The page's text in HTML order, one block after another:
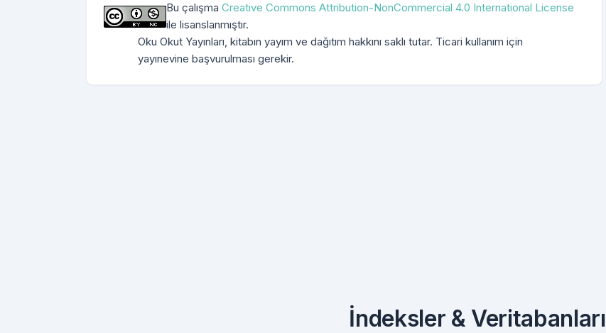
Bu çalışma Creative Commons Attribution-NonCommercial 4.0 International License
ile lisanslanmıştır.
Oku Okut Yayınları, kitabın yayım ve dağıtım hakkını saklı tutar. Ticari kullanım için
yayınevine başvurulması gerekir.
İndeksler & Veritabanları